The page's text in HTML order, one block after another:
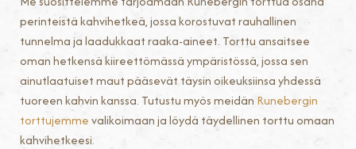
perinteistä kahvihetkeä, jossa korostuvat rauhallinen
tunnelma ja laadukkaat raaka-aineet. Torttu ansaitsee
oman hetkensä kiireettömässä ympäristössä, jossa sen
ainutlaatuiset maut pääsevät täysin oikeuksiinsa yhdessä
tuoreen kahvin kanssa. Tutustu myös meidän Runebergin
torttujemmevalikoimaan ja löydä täydellinen torttu omaan
kahvihetkeesi.